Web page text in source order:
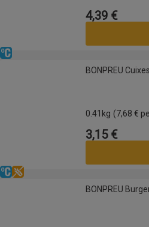
Preu
4,39 €
BONPREU Cuixes de pollastre per a la
Refrigerat
BONPREU
0.41kg (7,68 €
Preu
3,15 €
BONPREU Burger meat de pollastre
Refrigerat
Sense gluten
BONPREU